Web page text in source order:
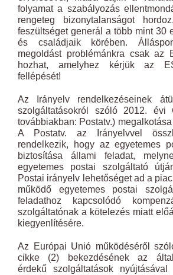
folyamat a szabályozás
rengeteg bizonytalanságot
feszültséget generál a több mint 30
és családjaik körében.
megoldást problémánkra csak az
hozhat, amelyhez kérjük az
fellépését!
Az Irányelv rendelkezéseinek
szolgáltatásokról szóló 2012. évi
továbbiakban: Postatv.)
A Postatv. az Irányelvvel
rendelkezik, hogy az egyetemes
biztosítása állami feladat,
egyetemes postai szolgáltató
Postai irányelv lehetőséget ad a
működő egyetemes postai
feladathoz kapcsolódó
szolgáltatónak a kötelezés miatt
kiegyenlítésére.
Az Európai Unió működéséről
cikke (2) bekezdésének az
érdekű szolgáltatások